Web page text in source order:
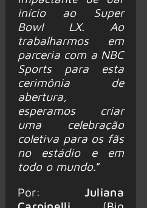
início ao Super
Bowl LX. Ao
trabalharmos em
parceria com a NBC
Sports para esta
cerimônia de
abertura,
esperamos criar
uma celebração
coletiva para os fãs
no estádio e em
todo o mundo.”
Por: Juliana